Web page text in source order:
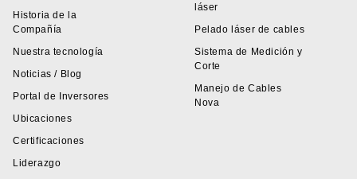
Historia de la
Compañía
Nuestra tecnología
Noticias / Blog
Portal de Inversores
Ubicaciones
Certificaciones
Liderazgo
láser
Pelado láser de cables
Sistema de Medición y
Corte
Manejo de Cables
Nova